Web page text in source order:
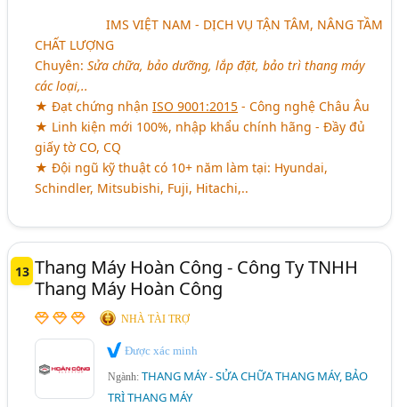
aaaaaaaaaaIMS VIỆT NAM - DỊCH VỤ TẬN TÂM, NÂNG TẦM
CHẤT LƯỢNG
Chuyên:Sửa chữa, bảo dưỡng, lắp đặt, bảo trì thang máy
các loại,..
★ Đạt chứng nhậnISO 9001:2015 - Công nghệ Châu Âu
★ Linh kiện mới 100%, nhập khẩu chính hãng - Đầy đủ
giấy tờ CO, CQ
★ Đội ngũ kỹ thuật có 10+ năm làm tại: Hyundai,
Schindler, Mitsubishi, Fuji, Hitachi,..
13 Thang Máy Hoàn Công - Công Ty TNHH
Thang Máy Hoàn Công
NHÀ TÀI TRỢ
Được xác minh
Ngành:THANG MÁY - SỬA CHỮA THANG MÁY, BẢO
TRÌ THANG MÁY